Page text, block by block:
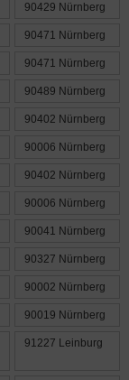
90429 Nürnberg
90471 Nürnberg
90471 Nürnberg
90489 Nürnberg
90402 Nürnberg
90006 Nürnberg
90402 Nürnberg
90006 Nürnberg
90041 Nürnberg
90327 Nürnberg
90002 Nürnberg
90019 Nürnberg
91227 Leinburg